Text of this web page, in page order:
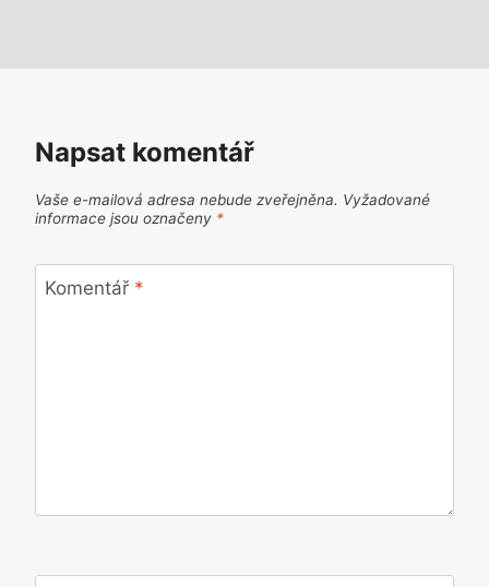
Napsat komentář
Vaše e-mailová adresa nebude zveřejněna. Vyžadované
informace jsou označeny *
Komentář *